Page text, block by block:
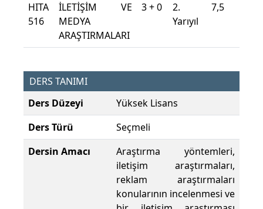
HITA
516
İLETİŞİM VE
MEDYA
ARAŞTIRMALARI
3 + 0
2.
Yarıyıl
7,5
DERS TANIMI
Ders Düzeyi
Yüksek Lisans
Ders Türü
Seçmeli
Dersin Amacı
Araştırma yöntemleri,
iletişim araştırmaları,
reklam araştırmaları
konularının incelenmesi ve